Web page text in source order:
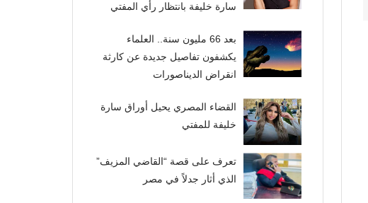
سارة خليفة بانتظار رأي المفتي
بعد 66 مليون سنة.. العلماء
يكشفون تفاصيل جديدة عن كارثة
انقراض الديناصورات
القضاء المصري يحيل أوراق سارة
خليفة للمفتي
تعرف على قصة “القاضي المزيف”
الذي أثار جدلاً في مصر